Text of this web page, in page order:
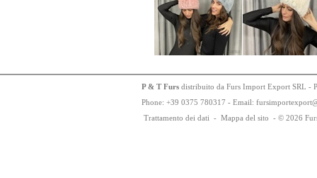
P & T Furs distribuito da Furs Import Export SRL -
Phone: +39 0375 780317 - Email: fursimportexport
Trattamento dei dati - Mappa del sito - © 2026